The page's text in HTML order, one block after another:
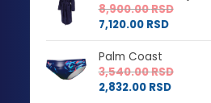
8,900.00RSD
7,120.00 RSD
Palm Coast
3,540.00RSD
2,832.00 RSD